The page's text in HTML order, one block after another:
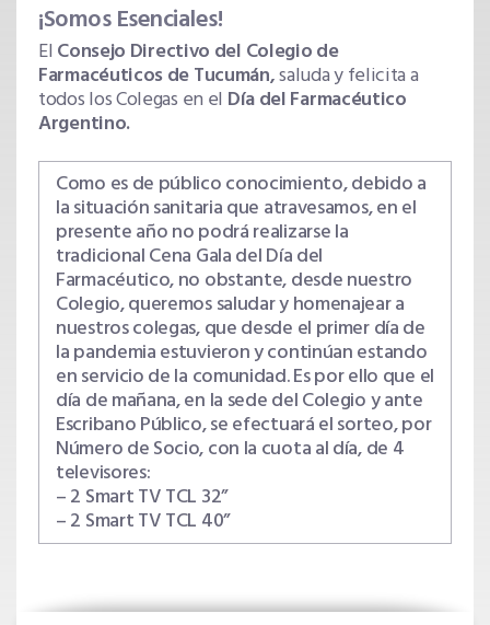
¡Somos Esenciales!
El Consejo Directivo del Colegio de
Farmacéuticos de Tucumán,saluda y felicita a
todos los Colegas en el Día del Farmacéutico
Argentino.
Como es de público conocimiento, debido a
la situación sanitaria que atravesamos, en el
presente año no podrá realizarse la
tradicional Cena Gala del Día del
Farmacéutico, no obstante, desde nuestro
Colegio, queremos saludar y homenajear a
nuestros colegas, que desde el primer día de
la pandemia estuvieron y continúan estando
en servicio de la comunidad. Es por ello que el
día de mañana, en la sede del Colegio y ante
Escribano Público, se efectuará el sorteo, por
Número de Socio, con la cuota al día, de 4
televisores:
– 2 Smart TV TCL 32”
– 2 Smart TV TCL 40”